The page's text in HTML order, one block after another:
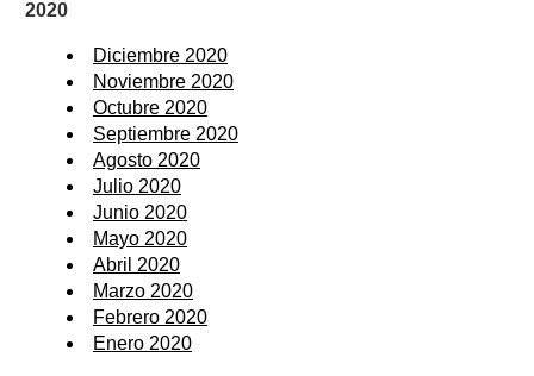
2020
Diciembre 2020
Noviembre 2020
Octubre 2020
Septiembre 2020
Agosto 2020
Julio 2020
Junio 2020
Mayo 2020
Abril 2020
Marzo 2020
Febrero 2020
Enero 2020